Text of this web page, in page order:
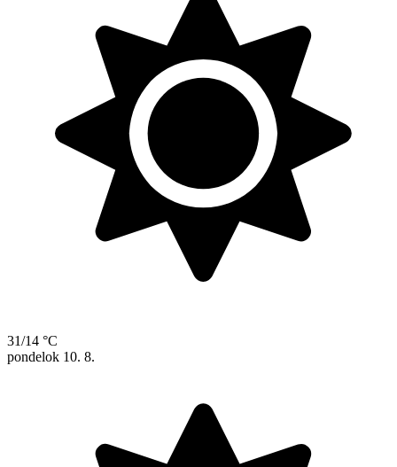
31/14 °C
pondelok 10. 8.